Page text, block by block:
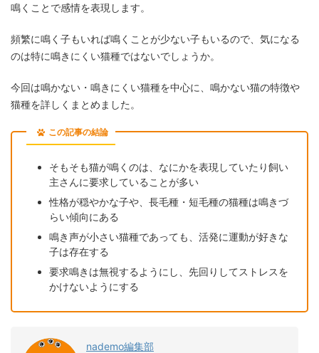
鳴くことで感情を表現します。
頻繁に鳴く子もいれば鳴くことが少ない子もいるので、気になる
のは特に鳴きにくい猫種ではないでしょうか。
今回は鳴かない・鳴きにくい猫種を中心に、鳴かない猫の特徴や
猫種を詳しくまとめました。
この記事の結論
そもそも猫が鳴くのは、なにかを表現していたり飼い
主さんに要求していることが多い
性格が穏やかな子や、長毛種・短毛種の猫種は鳴きづ
らい傾向にある
鳴き声が小さい猫種であっても、活発に運動が好きな
子は存在する
要求鳴きは無視するようにし、先回りしてストレスを
かけないようにする
nademo編集部